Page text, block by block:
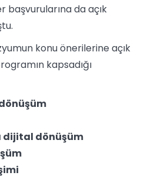
başvurularına da açık
konu önerilerine açık
kapsadığı
dijital dönüşüm